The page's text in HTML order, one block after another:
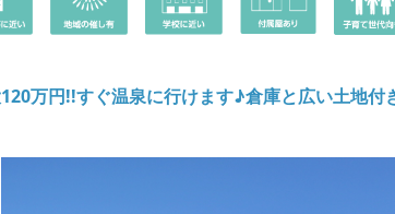
万円!!すぐ温泉に行けます♪倉庫と広い土地付